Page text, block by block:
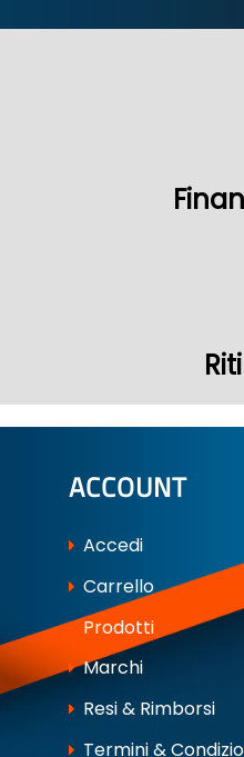
ACCOUNT
Accedi
Carrello
Prodotti
Marchi
Resi & Rimborsi
Termini &